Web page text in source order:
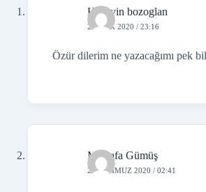
Huseyin bozoglan
2 OCAK 2020 / 23:16
Özür dilerim ne yazacağımı pek
Mustafa Gümüş
24 TEMMUZ 2020 / 02:41